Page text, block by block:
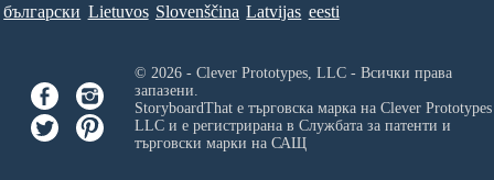
български Lietuvos Slovenščina Latvijas eesti
© 2026 - Clever Prototypes, LLC - Всички права
запазени.
StoryboardThat е търговска марка на Clever
LLCи е регистрирана в Службата за патенти и
търговски марки на САЩ